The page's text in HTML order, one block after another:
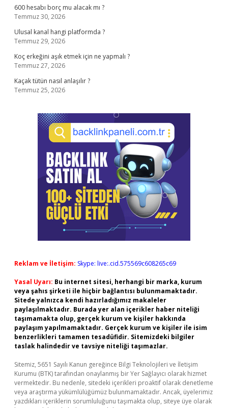
600 hesabı borç mu alacak mı ?
Temmuz 30, 2026
Ulusal kanal hangi platformda ?
Temmuz 29, 2026
Koç erkeğini aşık etmek için ne yapmalı ?
Temmuz 27, 2026
Kaçak tütün nasıl anlaşılır ?
Temmuz 25, 2026
Reklam ve İletişim: Skype: live:.cid.575569c608265c69
Yasal Uyarı: Bu internet sitesi, herhangi bir marka, kurum
veya şahıs şirketi ile hiçbir bağlantısı bulunmamaktadır.
Sitede yalnızca kendi hazırladığımız makaleler
paylaşılmaktadır. Burada yer alan içerikler haber niteliği
taşımamakta olup, gerçek kurum ve kişiler hakkında
paylaşım yapılmamaktadır. Gerçek kurum ve kişiler ile isim
benzerlikleri tamamen tesadüfidir. Sitemizdeki bilgiler
taslak halindedir ve tavsiye niteliği taşımazlar.
Sitemiz, 5651 Sayılı Kanun gereğince Bilgi Teknolojileri ve İletişim
Kurumu (BTK) tarafından onaylanmış bir Yer Sağlayıcı olarak hizmet
vermektedir. Bu nedenle, sitedeki içerikleri proaktif olarak denetleme
veya araştırma yükümlülüğümüz bulunmamaktadır. Ancak, üyelerimiz
yazdıkları içeriklerin sorumluluğunu taşımakta olup, siteye üye olarak